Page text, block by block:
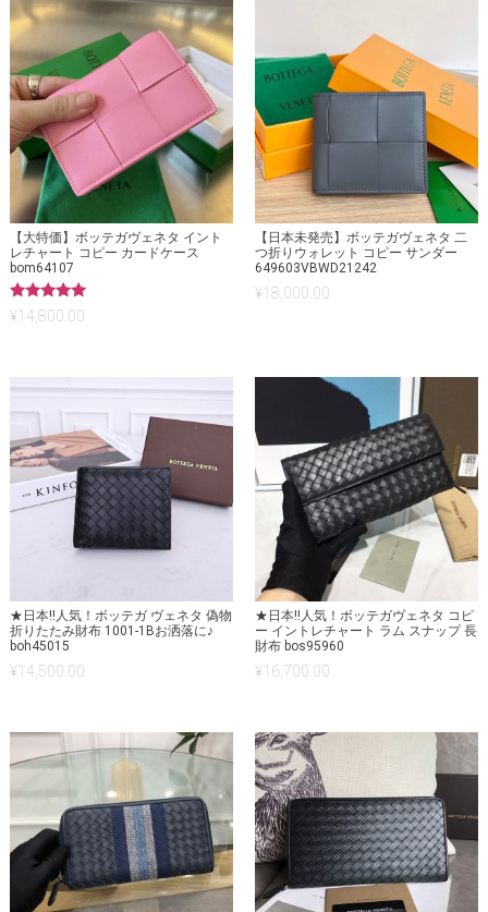
【大特価】ボッテガヴェネタ イント
レチャート コピー カードケース
bom64107
5段階中
5.00
¥14,800.00
【日本未発売】ボッテガヴェネタ 二
つ折りウォレット コピー サンダー
649603VBWD21242
¥18,000.00
★日本!!人気！ボッテガ ヴェネタ 偽物
折りたたみ財布 1001-1Bお洒落に♪
boh45015
¥14,500.00
★日本!!人気！ボッテガヴェネタ コピ
ー イントレチャート ラム スナップ 長
財布 bos95960
¥16,700.00